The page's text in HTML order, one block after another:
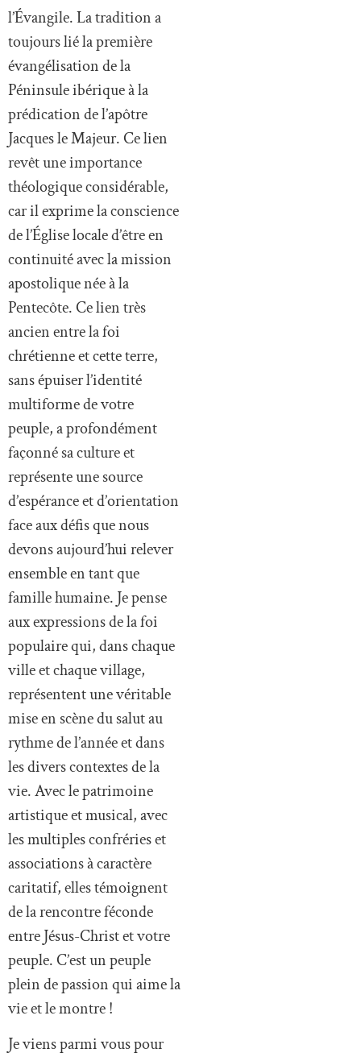
l’Évangile. La tradition a
toujours lié la première
évangélisation de la
Péninsule ibérique à la
prédication de l’apôtre
Jacques le Majeur. Ce lien
revêt une importance
théologique considérable,
car il exprime la conscience
de l’Église locale d’être en
continuité avec la mission
apostolique née à la
Pentecôte. Ce lien très
ancien entre la foi
chrétienne et cette terre,
sans épuiser l’identité
multiforme de votre
peuple, a profondément
façonné sa culture et
représente une source
d’espérance et d’orientation
face aux défis que nous
devons aujourd’hui relever
ensemble en tant que
famille humaine. Je pense
aux expressions de la foi
populaire qui, dans chaque
ville et chaque village,
représentent une véritable
mise en scène du salut au
rythme de l’année et dans
les divers contextes de la
vie. Avec le patrimoine
artistique et musical, avec
les multiples confréries et
associations à caractère
caritatif, elles témoignent
de la rencontre féconde
entre Jésus-Christ et votre
peuple. C’est un peuple
plein de passion qui aime la
vie et le montre !
Je viens parmi vous pour